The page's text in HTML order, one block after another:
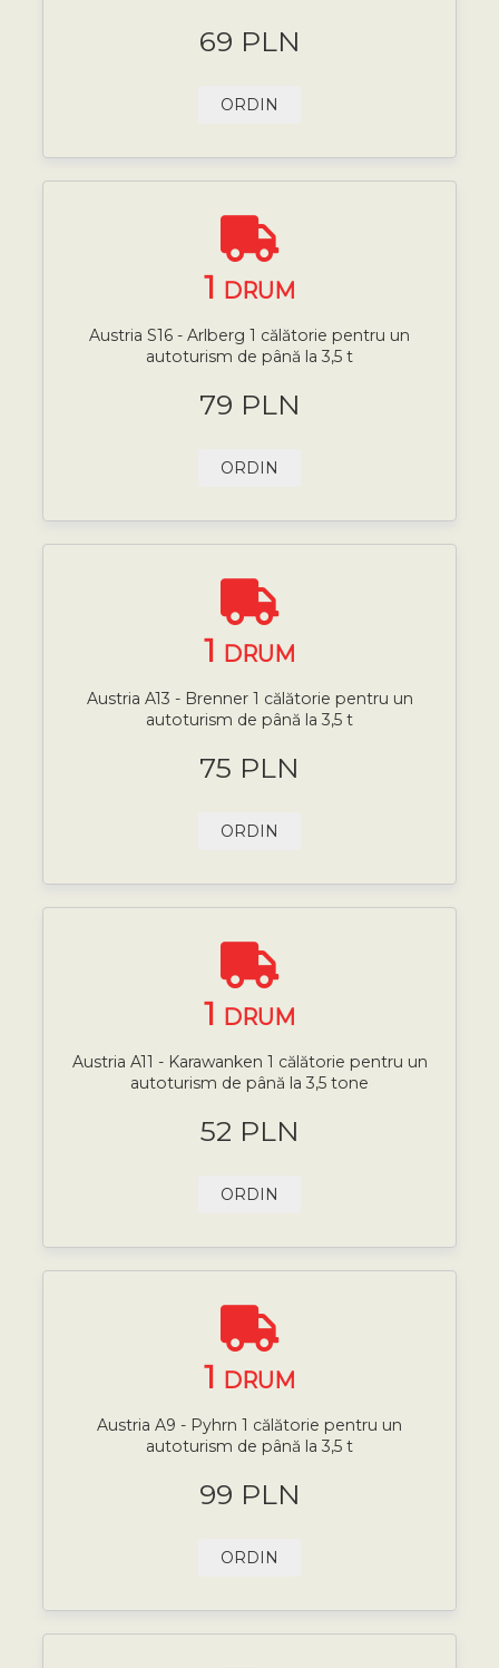
69 PLN
ORDIN
1 DRUM
Austria S16 - Arlberg 1 călătorie pentru un
autoturism de până la 3,5 t
79 PLN
ORDIN
1 DRUM
Austria A13 - Brenner 1 călătorie pentru un
autoturism de până la 3,5 t
75 PLN
ORDIN
1 DRUM
Austria A11 - Karawanken 1 călătorie pentru un
autoturism de până la 3,5 tone
52 PLN
ORDIN
1 DRUM
Austria A9 - Pyhrn 1 călătorie pentru un
autoturism de până la 3,5 t
99 PLN
ORDIN